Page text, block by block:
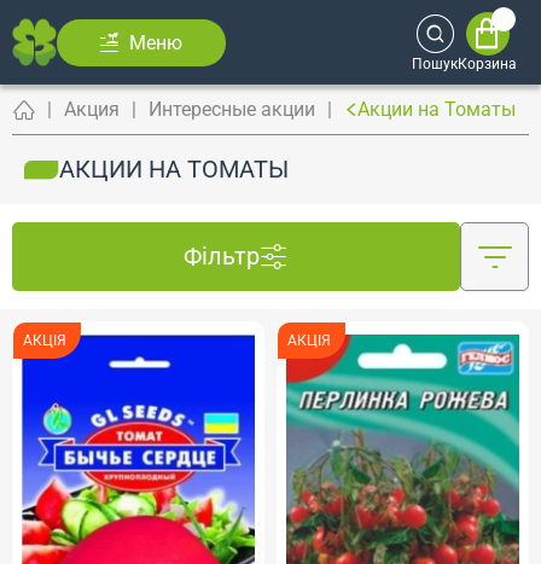
Меню
ПошукКорзина
Акция Интересные акции Акции на Томаты
АКЦИИ НА ТОМАТЫ
Фільтр
АКЦІЯ АКЦІЯ